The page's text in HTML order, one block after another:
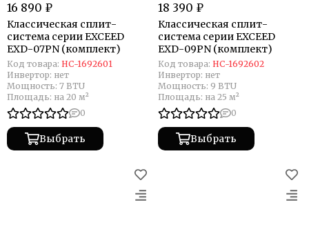
16 890 ₽
Классическая сплит-
система серии EXCEED
EXD-07PN (комплект)
Код товара: НС-1692601
Инвертор: нет
Мощность: 7 BTU
Площадь: на 20 м²
0
Выбрать
18 390 ₽
Классическая сплит-
система серии EXCEED
EXD-09PN (комплект)
Код товара: НС-1692602
Инвертор: нет
Мощность: 9 BTU
Площадь: на 25 м²
0
Выбрать